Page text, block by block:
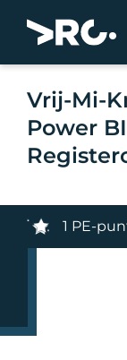
Vrij-Mi-
Power
1 PE-